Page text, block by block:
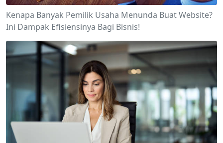
Kenapa Banyak Pemilik Usaha Menunda Buat Website?
Ini Dampak Efisiensinya Bagi Bisnis!